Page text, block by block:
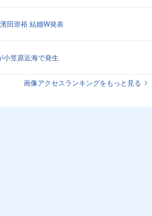
田崇裕 結婚W発表
小笠原近海で発生
画像アクセスランキングをもっと見る